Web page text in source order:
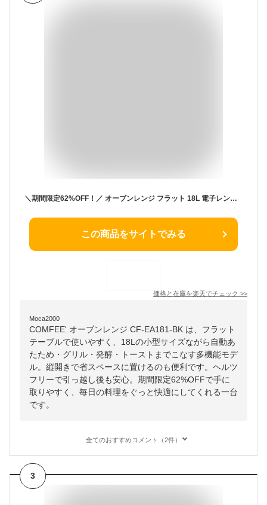
＼期間限定62%OFF！／ オーブンレンジ フラット 18L 電子レンジ オーブン 小型 COMFEE' CF-EA181-BK フラットテーブル マイコン 縦開き 角皿 ヘルツフリー 消音 トースターレンジ 自動メニュー グリル 発酵 自動あたため 温め フライトースト
この商品をサイトでみる
価格と在庫を楽天でチェック >>
Moca2000
COMFEE' オーブンレンジ CF-EA181-BK は、フラット
テーブルで使いやすく、18Lの小型サイズながら自動あ
たため・グリル・発酵・トーストまでこなす多機能モデ
ル。縦開きで省スペースに置けるのも便利です。ヘルツ
フリーで引っ越し後も安心。期間限定62%OFFで手に
取りやすく、毎日の料理をぐっと快適にしてくれる一台
です。
全てのおすすめコメント（2件）
3